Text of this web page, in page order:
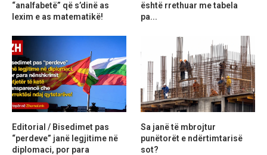
“analfabetë” që s’dinë as
lexim e as matematikë!
është rrethuar me tabela
pa...
Editorial / Bisedimet pas
“perdeve” janë legjitime në
diplomaci, por para
Sa janë të mbrojtur
punëtorët e ndërtimtarisë
sot?